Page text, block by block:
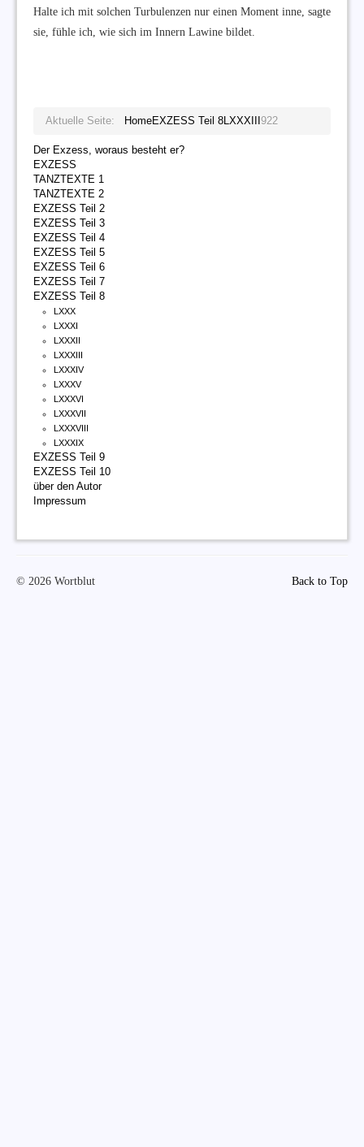
Halte ich mit solchen Turbulenzen nur einen Moment inne, sagte
sie, fühle ich, wie sich im Innern Lawine bildet.
Aktuelle Seite: HomeEXZESS Teil 8LXXXIII 922
Der Exzess, woraus besteht er?
EXZESS
TANZTEXTE 1
TANZTEXTE 2
EXZESS Teil 2
EXZESS Teil 3
EXZESS Teil 4
EXZESS Teil 5
EXZESS Teil 6
EXZESS Teil 7
EXZESS Teil 8
LXXX
LXXXI
LXXXII
LXXXIII
LXXXIV
LXXXV
LXXXVI
LXXXVII
LXXXVIII
LXXXIX
EXZESS Teil 9
EXZESS Teil 10
über den Autor
Impressum
Back to Top
© 2026 Wortblut